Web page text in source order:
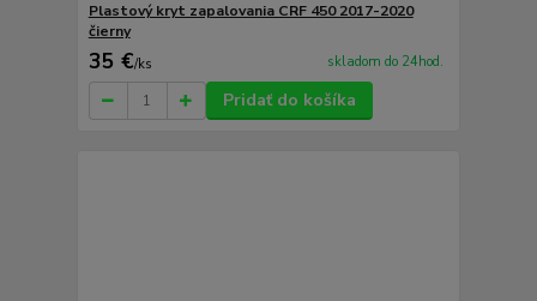
Plastový kryt zapalovania CRF 450 2017-2020
čierny
35 €/ks skladom do 24hod.
Pridať do košíka